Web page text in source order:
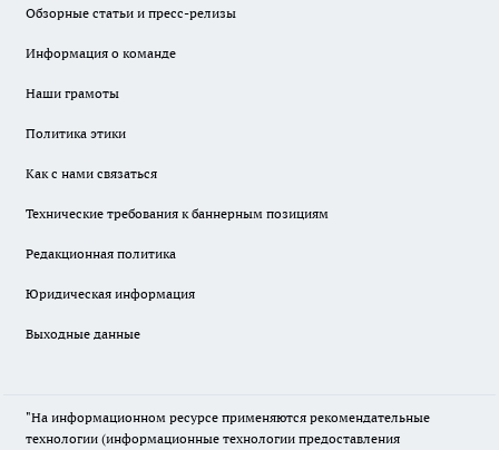
Обзорные статьи и пресс-релизы
Информация о команде
Наши грамоты
Политика этики
Как с нами связаться
Технические требования к баннерным позициям
Редакционная политика
Юридическая информация
Выходные данные
"На информационном ресурсе применяются рекомендательные
технологии (информационные технологии предоставления